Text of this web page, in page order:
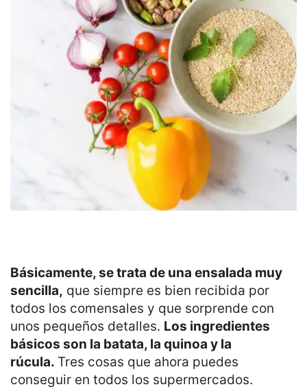
Básicamente, se trata de una ensalada muy
sencilla, que siempre es bien recibida por
todos los comensales y que sorprende con
unos pequeños detalles. Los ingredientes
básicos son la batata, la quinoa y la
rúcula. Tres cosas que ahora puedes
conseguir en todos los supermercados.